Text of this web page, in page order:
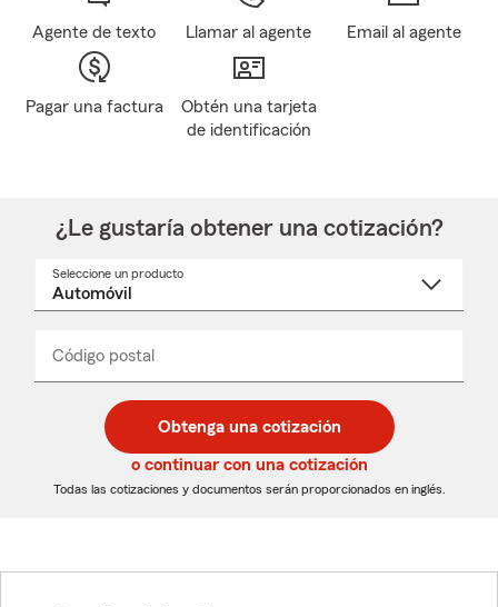
Agente de texto Llamar al agente Email al agente
Pagar una factura
Obtén una tarjeta
de identificación
¿Le gustaría obtener una cotización?
Seleccione un producto
desplegable
Código postal
de
5
dígitos
de
5
dígitos
_____
Obtenga una cotización
o continuar con una cotización
Todas las cotizaciones y documentos serán proporcionados en inglés.